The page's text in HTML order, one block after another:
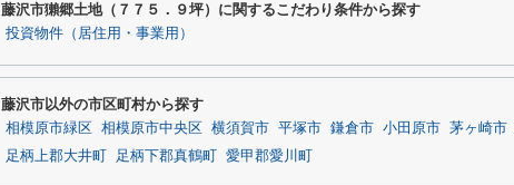
藤沢市獺郷土地（７７５．９坪）に関するこだわり条件から探す
投資物件（居住用・事業用）
藤沢市以外の市区町村から探す
相模原市緑区 相模原市中央区 横須賀市 平塚市 鎌倉市 小田原市 茅ヶ崎市
足柄上郡大井町
足柄下郡真鶴町 愛甲郡愛川町